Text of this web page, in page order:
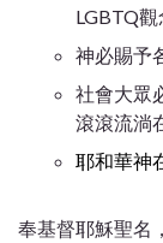
LGBTQ觀
神必賜予
社會大眾
滾滾流淌
耶和華神
奉基督耶穌聖名